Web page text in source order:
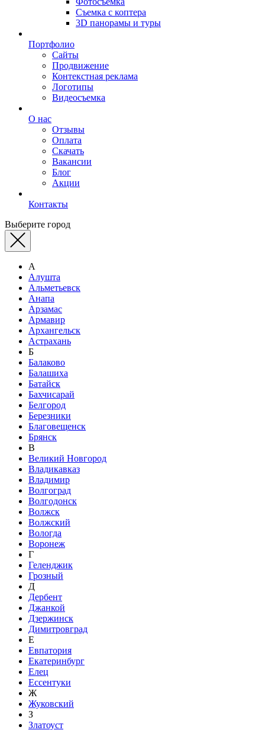
Съемка с коптера
3D панорамы и туры
Портфолио
Сайты
Продвижение
Контекстная реклама
Логотипы
Видеосъемка
О нас
Отзывы
Оплата
Скачать
Вакансии
Блог
Акции
Контакты
Выберите город
А
Алушта
Альметьевск
Анапа
Арзамас
Армавир
Архангельск
Астрахань
Б
Балаково
Балашиха
Батайск
Бахчисарай
Белгород
Березники
Благовещенск
Брянск
В
Великий Новгород
Владикавказ
Владимир
Волгоград
Волгодонск
Волжск
Волжский
Вологда
Воронеж
Г
Геленджик
Грозный
Д
Дербент
Джанкой
Дзержинск
Димитровград
Е
Евпатория
Екатеринбург
Елец
Ессентуки
Ж
Жуковский
З
Златоуст